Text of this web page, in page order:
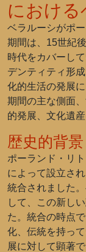
における
ベラルーシがポ
期間は、15世紀
時代をカバーし
デンティティ形
化的生活の発展
期間の主な側面
的発展、文化遺
歴史的背景
ポーランド・リ
によって設立さ
統合されました
して、この新し
た。統合の時点
化、伝統を持っ
展に対して顕著で